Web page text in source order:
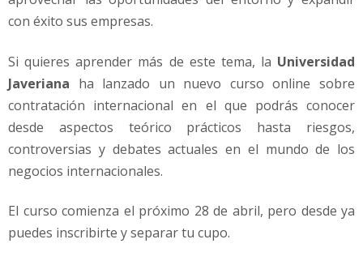
c
t
e
m
p
o
á
e
a
con éxito sus empresas.
Si quieres aprender más de este tema, la Universidad
Javeriana ha lanzado un nuevo curso online sobre
contratación internacional en el que podrás conocer
desde aspectos teórico prácticos hasta riesgos,
controversias y debates actuales en el mundo de los
negocios internacionales.
El curso comienza el próximo 28 de abril, pero desde ya
puedes inscribirte y separar tu cupo.